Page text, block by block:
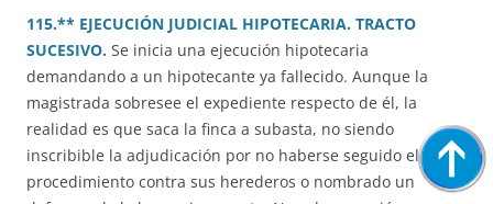
115.** EJECUCIÓN JUDICIAL HIPOTECARIA. TRACTO
SUCESIVO. Se inicia una ejecución hipotecaria
demandando a un hipotecante ya fallecido. Aunque la
magistrada sobresee el expediente respecto de él, la
realidad es que saca la finca a subasta, no siendo
inscribible la adjudicación por no haberse seguido el
procedimiento contra sus herederos o nombrado un